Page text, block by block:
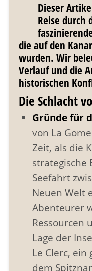
Dieser
Reise durch
die auf den
wurden. Wir
Verlauf und die
historischen
Die Schlacht
Gründe für
von La
Zeit, als die
strategische
Seefahrt
Neuen Welt
Abenteurer
Ressourcen
Lage der
Le Clerc,
dem